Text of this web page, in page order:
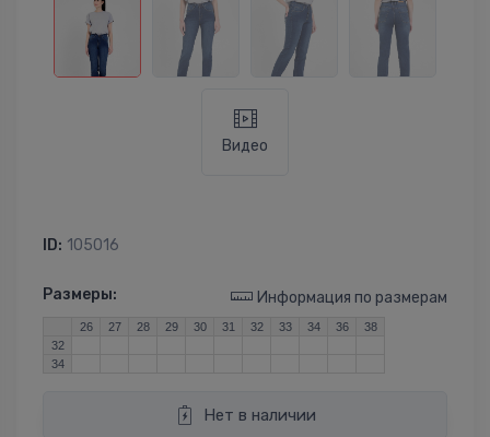
Видео
ID: 105016
Размеры: Информация по размерам
26 27 28 29 30 31 32 33 34 36
38
32
34
Нет в наличии